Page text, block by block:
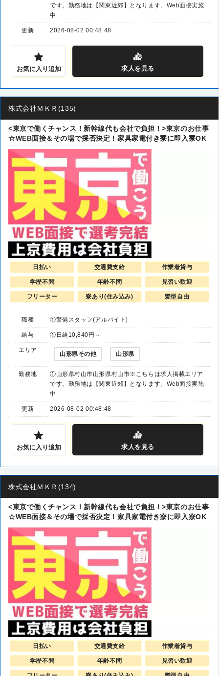
です。勤務地は【関東近郊】となります。Web面接実施
中
更新 2026-08-02 00:48:48
お気に入り追加 求人 を見る
株式会社ＭＫＲ(135)
<東京で働くチャンス！新幹線代も会社で負担！>東京のお仕事
☆WEB面接＆その場で採否決定！家具家電付き寮に即入寮OK
日払い 交通費支給 作業着貸与
学歴不問 年齢不問 見習い歓迎
フリーター 寮あり(住み込み) 髪型自由
職種 ①警備スタッフ(アルバイト)
給与 ①日給10,840円～
エリア
山形県その他 山形県
勤務地
①山形県村山市山形県村山市※こちらは求人掲載エリア
です。勤務地は【関東近郊】となります。Web面接実施
中
更新 2026-08-02 00:48:48
お気に入り追加 求人を見る
株式会社ＭＫＲ(134)
<東京で働くチャンス！新幹線代も会社で負担！>東京のお仕事
☆WEB面接＆その場で採否決定！家具家電付き寮に即入寮OK
日払い 交通費支給 作業着貸与
学歴不問 年齢不問 見習い歓迎